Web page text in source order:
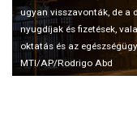
l
ugyan visszavonták, de a
nyugdíjak és fizetések,
oktatás és az
MTI/AP/Rodrigo Abd